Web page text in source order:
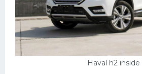
Haval h2 inside